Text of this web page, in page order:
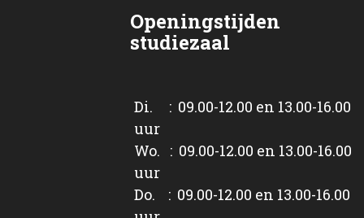
Openingstijden
studiezaal
Di. : 09.00-12.00 en 13.00-16.00
uur
Wo. : 09.00-12.00 en 13.00-16.00
uur
Do. : 09.00-12.00 en 13.00-16.00